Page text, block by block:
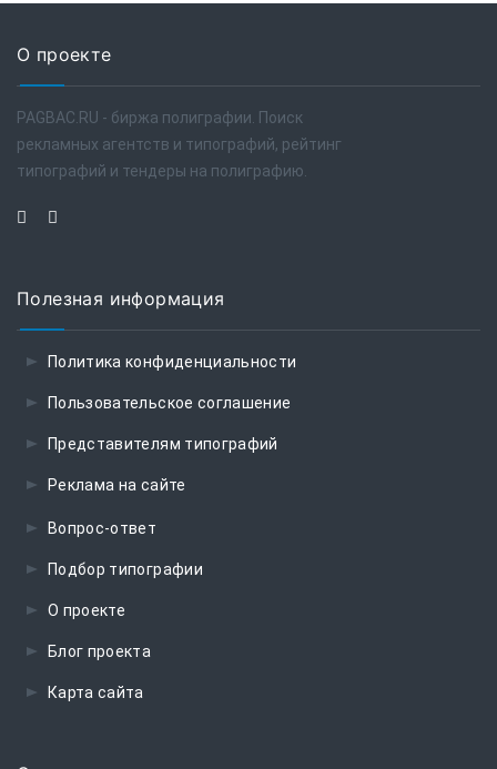
О проекте
PAGBAC.RU - биржа полиграфии. Поиск
рекламных агентств и типографий, рейтинг
типографий и тендеры на полиграфию.
Полезная информация
Политика конфиденциальности
Пользовательское соглашение
Представителям типографий
Реклама на сайте
Вопрос-ответ
Подбор типографии
О проекте
Блог проекта
Карта сайта